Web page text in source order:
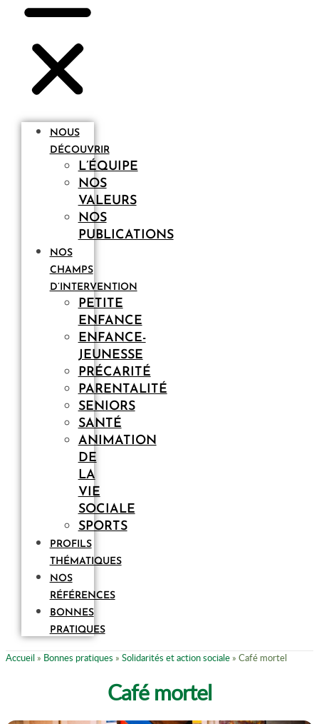
NOUS
DÉCOUVRIR
L’ÉQUIPE
NOS
VALEURS
NOS
PUBLICATIONS
NOS
CHAMPS
D’INTERVENTION
PETITE
ENFANCE
ENFANCE-
JEUNESSE
PRÉCARITÉ
PARENTALITÉ
SENIORS
SANTÉ
ANIMATION
DE
LA
VIE
SOCIALE
SPORTS
PROFILS
THÉMATIQUES
NOS
RÉFÉRENCES
BONNES
PRATIQUES
Accueil » Bonnes pratiques » Solidarités et action sociale » Café mortel
Café mortel